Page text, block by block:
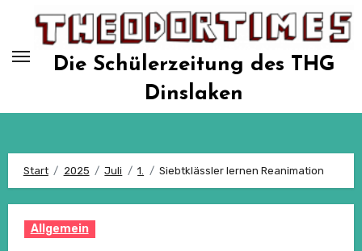
springen
Die Schülerzeitung des THG
Dinslaken
Start 2025 Juli 1. Siebtklässler lernen Reanimation
Allgemein